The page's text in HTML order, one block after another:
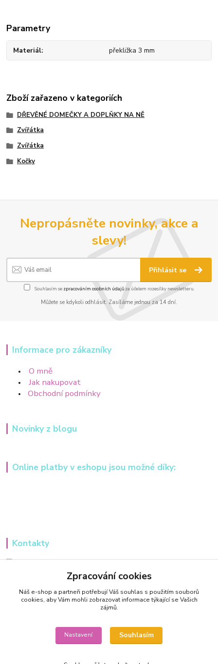
Parametry
Materiál překližka 3 mm
Zboží zařazeno v kategoriích
DŘEVĚNÉ DOMEČKY A DOPLŇKY NA NĚ
Zvířátka
Zvířátka
Kočky
Nepropásněte novinky, akce a
slevy!
Přihlásit se
Souhlasím se zpracováním osobních údajůza účelem rozesílky newsletteru.
Můžete se kdykoli odhlásit. Zasíláme jednou za 14 dní.
Informace pro zákazníky
O mně
Jak nakupovat
Obchodní podmínky
Novinky z blogu
Online platby v eshopu jsou možné díky:
Kontakty
+420 607984148
info@tvorivadilnicka.cz
Zpracování cookies
Náš e-shop a partneři potřebují Váš souhlas s použitím souborů
cookies, aby Vám mohli zobrazovat informace týkající se Vašich
zájmů.
Nastavení Souhlasím